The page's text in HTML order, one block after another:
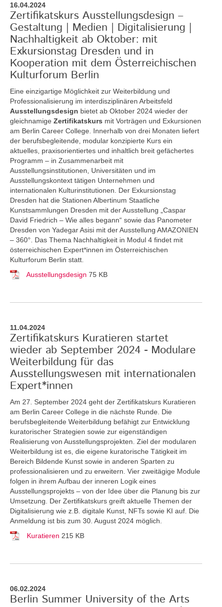
16.04.2024
Zertifikatskurs Ausstellungsdesign –
Gestaltung | Medien | Digitalisierung |
Nachhaltigkeit ab Oktober: mit
Exkursionstag Dresden und in
Kooperation mit dem Österreichischen
Kulturforum Berlin
Eine einzigartige Möglichkeit zur Weiterbildung und
Professionalisierung im interdisziplinären Arbeitsfeld
Ausstellungsdesign bietet ab Oktober 2024 wieder der
gleichnamige Zertifikatskurs mit Vorträgen und Exkursionen
am Berlin Career College. Innerhalb von drei Monaten liefert
der berufsbegleitende, modular konzipierte Kurs ein
aktuelles, praxisorientiertes und inhaltlich breit gefächertes
Programm – in Zusammenarbeit mit
Ausstellungsinstitutionen, Universitäten und im
Ausstellungskontext tätigen Unternehmen und
internationalen Kulturinstitutionen. Der Exkursionstag
Dresden hat die Stationen Albertinum Staatliche
Kunstsammlungen Dresden mit der Ausstellung „Caspar
David Friedrich – Wie alles begann“ sowie das Panometer
Dresden von Yadegar Asisi mit der Ausstellung AMAZONIEN
– 360°. Das Thema Nachhaltigkeit in Modul 4 findet mit
österreichischen Expert*innen im Österreichischen
Kulturforum Berlin statt.
Ausstellungsdesign 75 KB
11.04.2024
Zertifikatskurs Kuratieren startet
wieder ab September 2024 - Modulare
Weiterbildung für das
Ausstellungswesen mit internationalen
Expert*innen
Am 27. September 2024 geht der Zertifikatskurs Kuratieren
am Berlin Career College in die nächste Runde. Die
berufsbegleitende Weiterbildung befähigt zur Entwicklung
kuratorischer Strategien sowie zur eigenständigen
Realisierung von Ausstellungsprojekten. Ziel der modularen
Weiterbildung ist es, die eigene kuratorische Tätigkeit im
Bereich Bildende Kunst sowie in anderen Sparten zu
professionalisieren und zu erweitern. Vier zweitägige Module
folgen in ihrem Aufbau der inneren Logik eines
Ausstellungsprojekts – von der Idee über die Planung bis zur
Umsetzung. Der Zertifikatskurs greift aktuelle Themen der
Digitalisierung wie z.B. digitale Kunst, NFTs sowie KI auf. Die
Anmeldung ist bis zum 30. August 2024 möglich.
Kuratieren 215 KB
06.02.2024
Berlin Summer University of the Arts